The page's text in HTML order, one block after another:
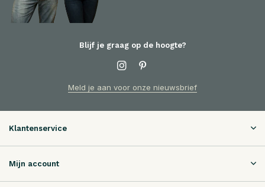
Blijf je graag op de hoogte?
Meld je aan voor onze nieuwsbrief
Klantenservice
Mijn account